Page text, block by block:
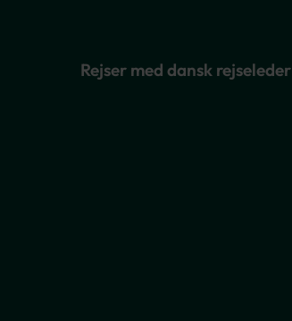
Rejser med dansk rejseleder